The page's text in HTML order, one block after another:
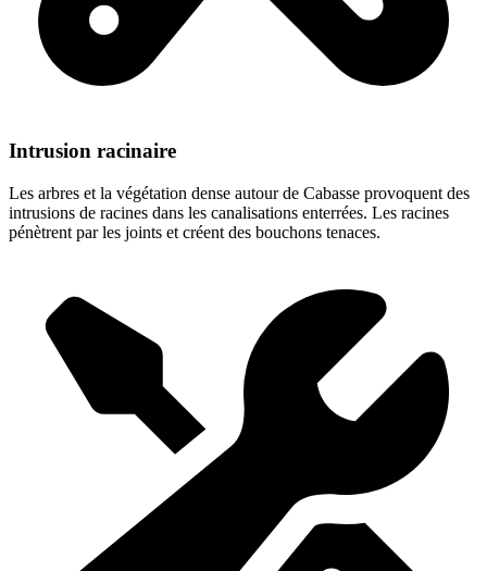
Intrusion racinaire
Les arbres et la végétation dense autour de Cabasse provoquent des
intrusions de racines dans les canalisations enterrées. Les racines
pénètrent par les joints et créent des bouchons tenaces.